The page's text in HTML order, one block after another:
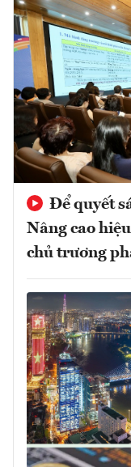
Để quyết
Nâng cao
chủ trương